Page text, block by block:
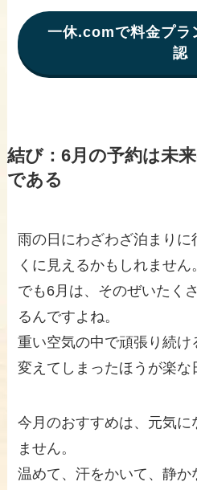
一休.comで料金プラ
認
結び：6月の予約は未
である
雨の日にわざわざ泊まりに
くに見えるかもしれません
でも6月は、そのぜいたく
るんですよね。
重い空気の中で頑張り続け
変えてしまったほうが楽な
今月のおすすめは、元気に
ません。
温めて、汗をかいて、静か